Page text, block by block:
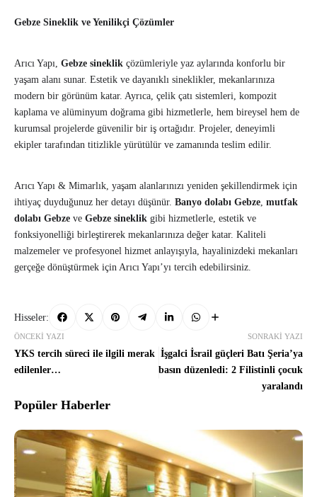
Gebze Sineklik ve Yenilikçi Çözümler
Arıcı Yapı, Gebze sineklik çözümleriyle yaz aylarında konforlu bir
yaşam alanı sunar. Estetik ve dayanıklı sineklikler, mekanlarınıza
modern bir görünüm katar. Ayrıca, çelik çatı sistemleri, kompozit
kaplama ve alüminyum doğrama gibi hizmetlerle, hem bireysel hem de
kurumsal projelerde güvenilir bir iş ortağıdır. Projeler, deneyimli
ekipler tarafından titizlikle yürütülür ve zamanında teslim edilir.
Arıcı Yapı & Mimarlık, yaşam alanlarınızı yeniden şekillendirmek için
ihtiyaç duyduğunuz her detayı düşünür. Banyo dolabı Gebze, mutfak
dolabı Gebze ve Gebze sineklik gibi hizmetlerle, estetik ve
fonksiyonelliği birleştirerek mekanlarınıza değer katar. Kaliteli
malzemeler ve profesyonel hizmet anlayışıyla, hayalinizdeki mekanları
gerçeğe dönüştürmek için Arıcı Yapı’yı tercih edebilirsiniz.
Hisseler:
ÖNCEKI YAZI
YKS tercih süreci ile ilgili merak
edilenler…
SONRAKI YAZI
İşgalci İsrail güçleri Batı Şeria’ya
basın düzenledi: 2 Filistinli çocuk
yaralandı
Popüler Haberler